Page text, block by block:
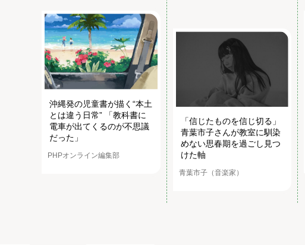
沖縄発の児童書が描く“本土
とは違う日常” 「教科書に
電車が出てくるのが不思議
だった」
PHPオンライン編集部
「信じたものを信じ切る」
青葉市子さんが教室に馴染
めない思春期を過ごし見つ
けた軸
青葉市子（音楽家）